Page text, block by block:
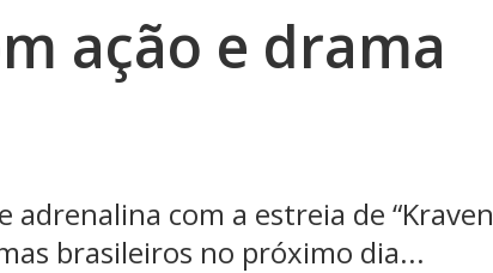
ação e drama
com a estreia de “Kraven
brasileiros no próximo dia...